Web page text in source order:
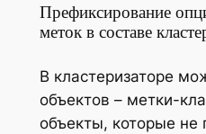
Префиксирование
меток в составе
В кластеризаторе
объектов – метки-
объекты, которые не